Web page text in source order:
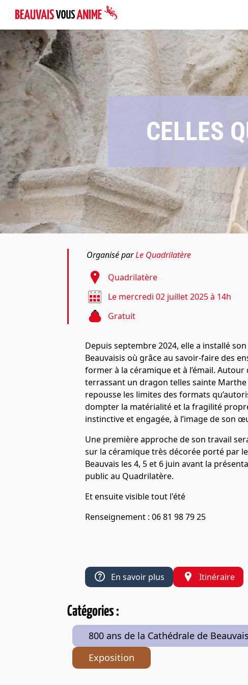
CELLES
Organisé parLe Quadrilatère
Quadrilatère
Le mercredi 02 juillet 2025 à 14h
Gratuit
Depuis septembre 2024, elle a installé son
Beauvaisis où grâce au savoir-faire des
former à la céramique et à l’émail.
terrassant un dragon telles sainte
repousse les limites des formats
dompter la matérialité et la fragilité
instinctive et engagée, à l’image de son
Une première approche de son travail
sur la céramique très décorée porté par
Beauvais les 4, 5 et 6 juin avant la
public au Quadrilatère.
Et ensuite visible tout l'été
Renseignement : 06 81 98 79 25
Catégories :
800 ans de la Cathédrale de Beauvais
Exposition
En savoir plus Itinéraire